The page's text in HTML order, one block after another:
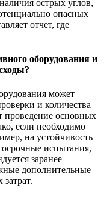
острых углов,
опасных
отчет, где
оборудования и
может
и количества
проведение основных
если необходимо
на устойчивость
испытания,
заранее
дополнительные